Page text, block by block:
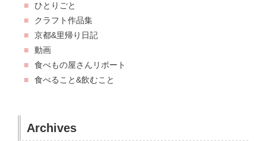
ひとりごと
クラフト作品集
京都&里帰り日記
動画
食べもの屋さんリポート
食べること&飲むこと
Archives